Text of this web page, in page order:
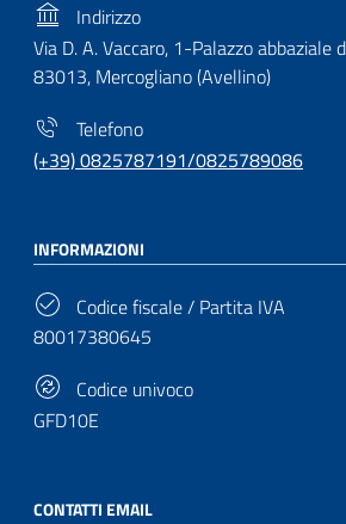
Indirizzo
Via D. A. Vaccaro, 1-Palazzo abbaziale
83013, Mercogliano (Avellino)
Telefono
(+39) 0825787191/0825789086
INFORMAZIONI
Codice fiscale / Partita IVA
80017380645
Codice univoco
GFD10E
CONTATTI EMAIL